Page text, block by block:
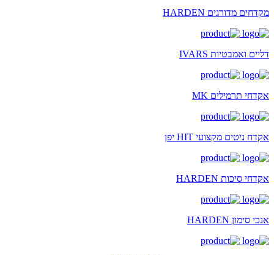
מקדחים מדורגים HARDEN
דליים ואמבטיות IVARS
אקדחי תרמילים MK
אקדח ניטים מקצועי HIT יפן
אקדחי סיכות HARDEN
אנכי סימון HARDEN